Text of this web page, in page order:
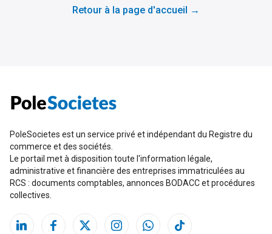
Retour à la page d'accueil →
PoleSocietes est un service privé et indépendant du Registre du
commerce et des sociétés.
Le portail met à disposition toute l'information légale,
administrative et financière des entreprises immatriculées au
RCS : documents comptables, annonces BODACC et procédures
collectives.